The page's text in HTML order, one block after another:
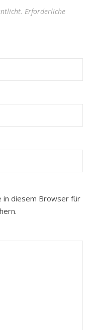
Erforderliche
in diesem Browser für